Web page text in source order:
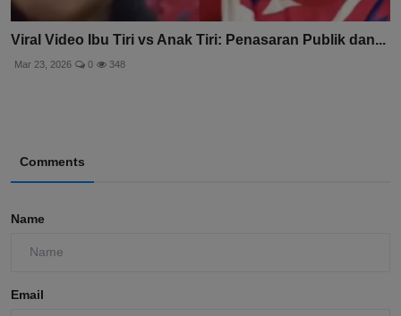
Viral Video Ibu Tiri vs Anak Tiri: Penasaran Publik dan...
Mar 23, 2026 0 348
Comments
Name
Email